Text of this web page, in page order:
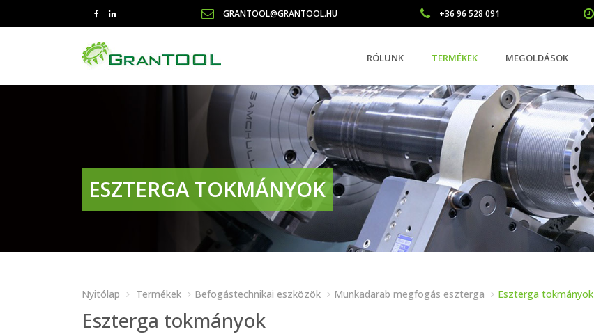
GRANTOOL@GRANTOOL.HU +36 96 528 091
RÓLUNK TERMÉKEK MEGOLDÁSOK
ESZTERGA TOKMÁNYOK
Nyitólap Termékek Befogástechnikai eszközök Munkadarab megfogás eszterga Eszterga tokmányok
Eszterga tokmányok